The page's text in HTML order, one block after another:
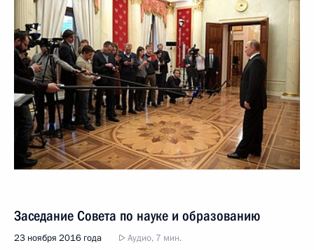
Заседание Совета по науке и образованию
23 ноября 2016 года Аудио, 7 мин.